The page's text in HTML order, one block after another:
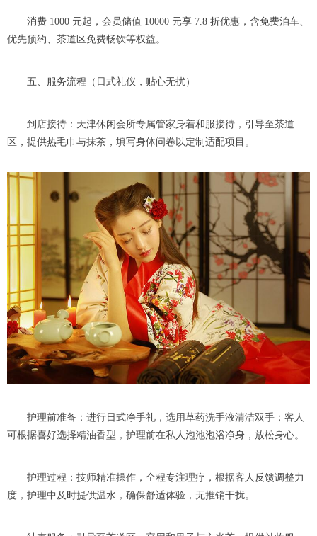
消费 1000 元起，会员储值 10000 元享 7.8 折优惠，含免费泊车、
优先预约、茶道区免费畅饮等权益。
五、服务流程（日式礼仪，贴心无扰）
到店接待：天津休闲会所专属管家身着和服接待，引导至茶道
区，提供热毛巾与抹茶，填写身体问卷以定制适配项目。
护理前准备：进行日式净手礼，选用草药洗手液清洁双手；客人
可根据喜好选择精油香型，护理前在私人泡池泡浴净身，放松身心。
护理过程：技师精准操作，全程专注理疗，根据客人反馈调整力
度，护理中及时提供温水，确保舒适体验，无推销干扰。